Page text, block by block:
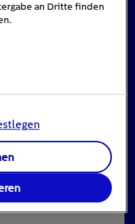
an Dritte finden